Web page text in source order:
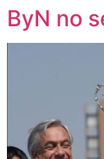
ByN no